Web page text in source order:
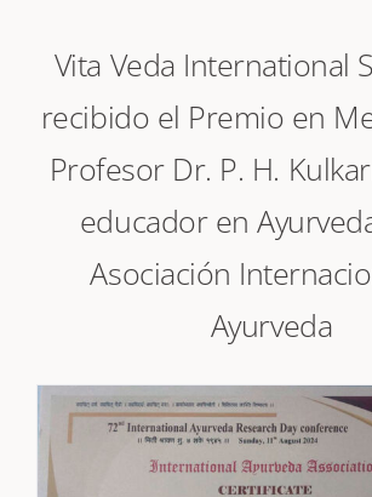
Vita Veda International
recibido el Premio en
Profesor Dr. P. H.
educador en
Asociación
Ayurveda